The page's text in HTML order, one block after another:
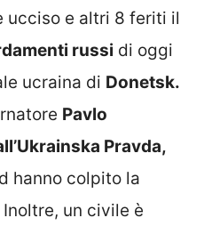
ucciso e altri 8 feriti il
russi di oggi
ucraina di Donetsk.
Pavlo
Pravda,
hanno colpito la
Inoltre, un civile è